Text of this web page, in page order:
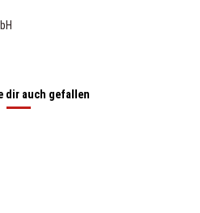
dir auch gefallen